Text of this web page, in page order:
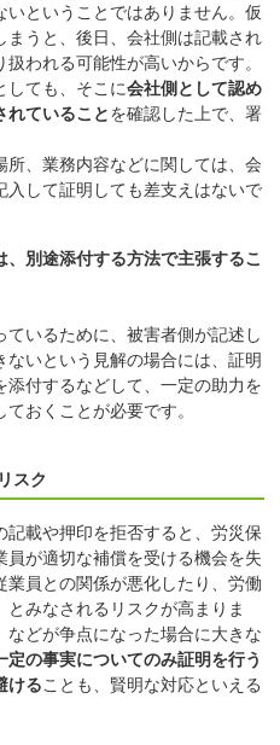
ということではありません。仮
まうと、後日、会社側は記載され
われる可能性が高いからです。
しても、そこに会社側として認め
れていることを確認した上で、署
、業務内容などに関しては、会
して証明しても差支えはないで
別途添付する方法で主張するこ
いるために、被害者側が記述し
いという見解の場合には、証明
付するなどして、一定の助力を
おくことが必要です。
スク
載や押印を拒否すると、労災保
員が適切な補償を受ける機会を失
業員との関係が悪化したり、労働
みなされるリスクが高まりま
どが争点になった場合に大きな
定の事実についてのみ証明を行う
けることも、賢明な対応といえる